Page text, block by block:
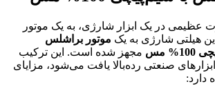
عظیمی در یک ابزار شارژی، به یک موتور
هیلتی شارژی به یک موتور براشلس
مس
مجهز شده است. این ترکیب
صنعتی رده‌بالا یافت می‌شود، مزایای
دارد: